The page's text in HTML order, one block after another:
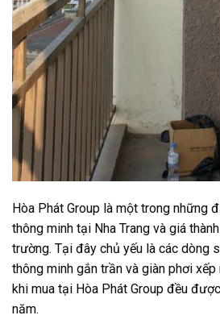
Hòa Phát Group là một trong những
thông minh tại Nha Trang và giá
trường. Tại đây chủ yếu là các dòng
thông minh gắn trần và giàn phơi xếp
khi mua tại Hòa Phát Group đều
năm.